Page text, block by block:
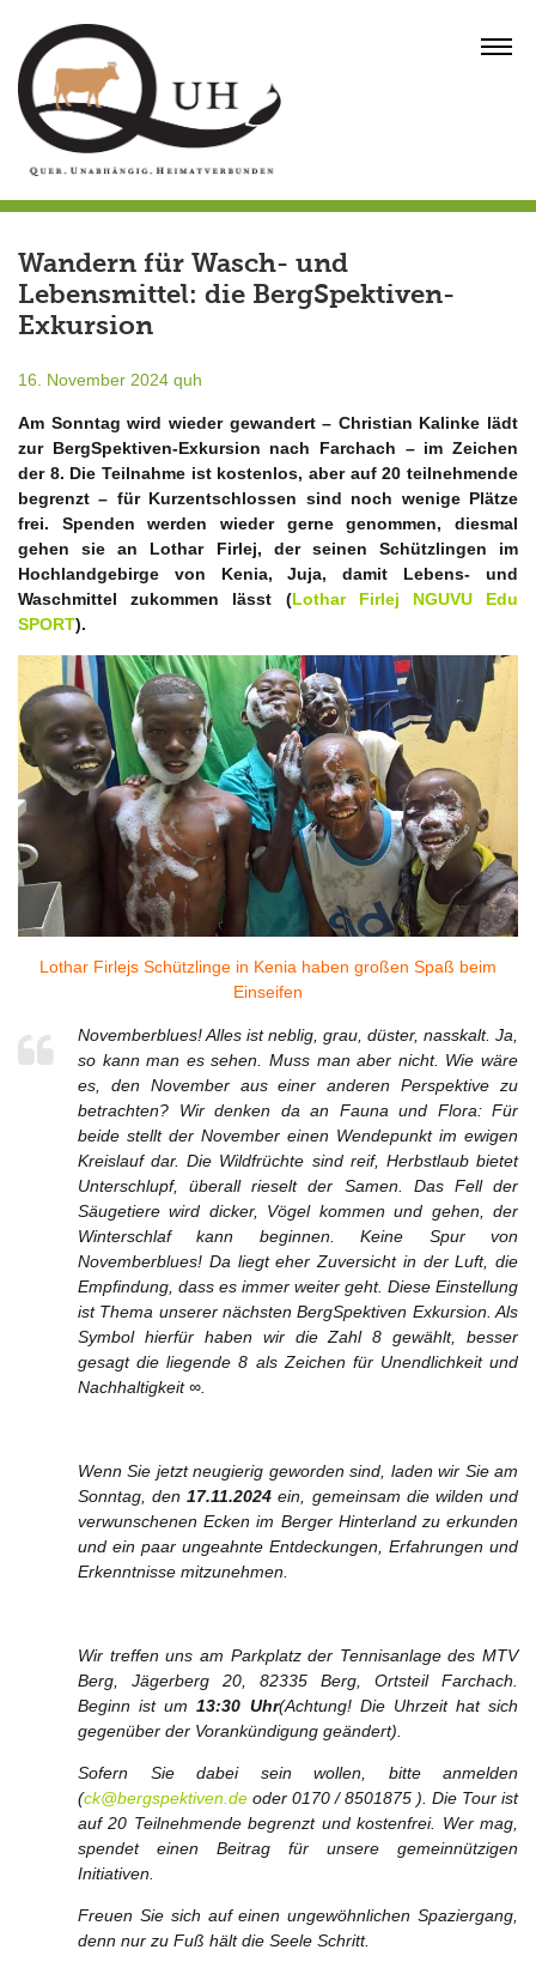
content
Wandern für Wasch- und
Lebensmittel: die BergSpektiven-
Exkursion
16. November 2024 quh
Am Sonntag wird wieder gewandert – Christian Kalinke lädt
zur BergSpektiven-Exkursion nach Farchach – im Zeichen
der 8. Die Teilnahme ist kostenlos, aber auf 20 teilnehmende
begrenzt – für Kurzentschlossen sind noch wenige Plätze
frei. Spenden werden wieder gerne genommen, diesmal
gehen sie an Lothar Firlej, der seinen Schützlingen im
Hochlandgebirge von Kenia, Juja, damit Lebens- und
Waschmittel zukommen lässt (Lothar Firlej NGUVU Edu
SPORT).
Lothar Firlejs Schützlinge in Kenia haben großen Spaß beim
Einseifen
Novemberblues! Alles ist neblig, grau, düster, nasskalt. Ja,
so kann man es sehen. Muss man aber nicht. Wie wäre
es, den November aus einer anderen Perspektive zu
betrachten? Wir denken da an Fauna und Flora: Für
beide stellt der November einen Wendepunkt im ewigen
Kreislauf dar. Die Wildfrüchte sind reif, Herbstlaub bietet
Unterschlupf, überall rieselt der Samen. Das Fell der
Säugetiere wird dicker, Vögel kommen und gehen, der
Winterschlaf kann beginnen. Keine Spur von
Novemberblues! Da liegt eher Zuversicht in der Luft, die
Empfindung, dass es immer weiter geht. Diese Einstellung
ist Thema unserer nächsten BergSpektiven Exkursion. Als
Symbol hierfür haben wir die Zahl 8 gewählt, besser
gesagt die liegende 8 als Zeichen für Unendlichkeit und
Nachhaltigkeit ∞.
Wenn Sie jetzt neugierig geworden sind, laden wir Sie am
Sonntag, den17.11.2024 ein, gemeinsam die wilden und
verwunschenen Ecken im Berger Hinterland zu erkunden
und ein paar ungeahnte Entdeckungen, Erfahrungen und
Erkenntnisse mitzunehmen.
Wir treffen uns am Parkplatz der Tennisanlage des MTV
Berg, Jägerberg 20, 82335 Berg, Ortsteil Farchach.
Beginn ist um13:30 Uhr(Achtung! Die Uhrzeit hat sich
gegenüber der Vorankündigung geändert).
Sofern Sie dabei sein wollen, bitte anmelden
(ck@bergspektiven.de oder 0170 / 8501875 ). Die Tour ist
auf 20 Teilnehmende begrenzt und kostenfrei. Wer mag,
spendet einen Beitrag für unsere gemeinnützigen
Initiativen.
Freuen Sie sich auf einen ungewöhnlichen Spaziergang,
denn nur zu Fuß hält die Seele Schritt.